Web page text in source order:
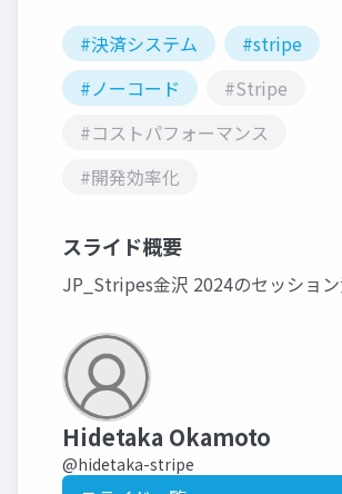
#決済システム
#stripe
#ノーコード
#Stripe
#コストパフォーマンス
#開発効率化
スライド概要
JP_Stripes金沢 2024のセッション
Hidetaka Okamoto
@hidetaka-stripe